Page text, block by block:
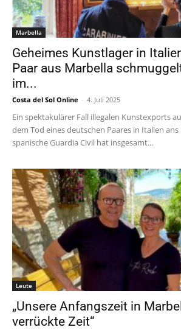
Marbella
Geheimes Kunstlager in
Paar aus Marbella
im...
Costa del Sol Online - 4. Juli 2025
Ein spektakulärer Fall illegalen Kunstexports
dem Tod eines deutschen Paares in Italien
spanische Guardia Civil hat insgesamt...
Leute
„Unsere Anfangszeit in
verrückte Zeit“